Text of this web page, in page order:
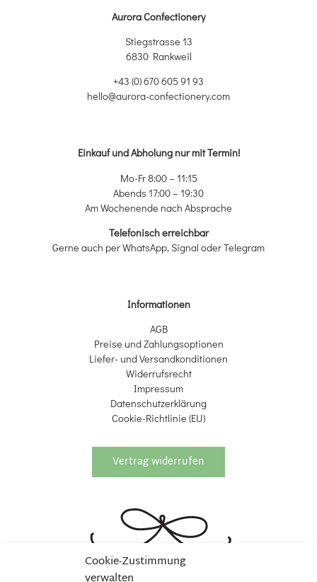
Cookie-Zustimmung
Aurora Confectionery
Stiegstrasse 13
6830 Rankweil
+43 (0) 670 605 91 93
hello@aurora-confectionery.com
Einkauf und Abholung nur mit Termin!
Mo-Fr 8:00 – 11:15
Abends 17:00 – 19:30
Am Wochenende nach Absprache
Telefonisch erreichbar
Gerne auch per WhatsApp, Signal oder Telegram
Informationen
AGB
Preise und Zahlungsoptionen
Liefer- und Versandkonditionen
Widerrufsrecht
Impressum
Datenschutzerklärung
Cookie-Richtlinie (EU)
Vertrag widerrufen